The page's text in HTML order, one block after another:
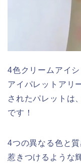
4色クリームアイ
アイパレットアリ
されたパレットは
です！
4つの異なる色と
惹きつけるような